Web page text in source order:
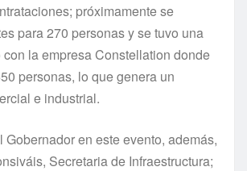
próximamente se
para 270 personas y se tuvo una
la empresa Constellation donde
personas, lo que genera un
e industrial.
Gobernador en este evento, además,
Secretaria de Infraestructura;